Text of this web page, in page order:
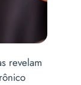
revelam